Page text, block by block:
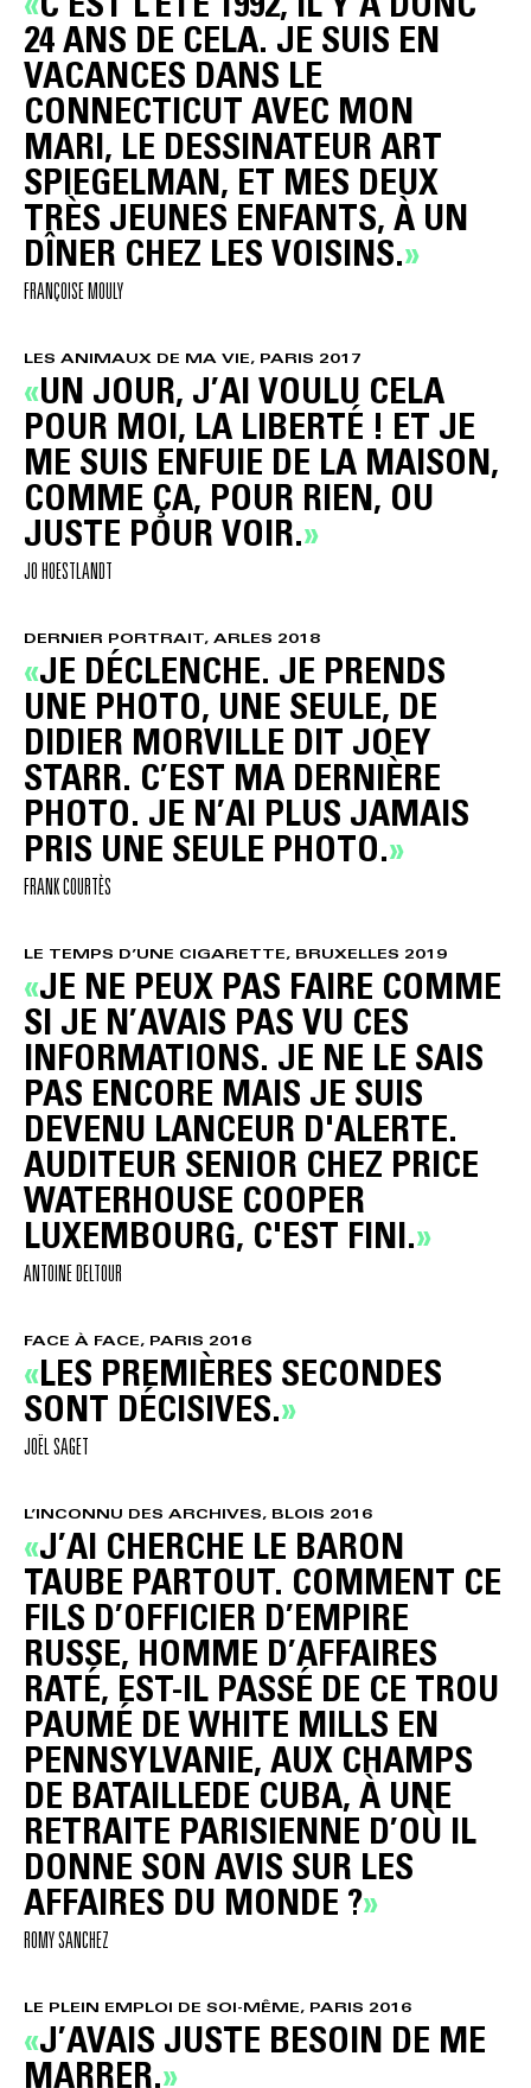
24 ANS DE CELA. JE SUIS EN
VACANCES DANS LE
CONNECTICUT AVEC MON
MARI, LE DESSINATEUR ART
SPIEGELMAN, ET MES DEUX
TRÈS JEUNES ENFANTS, À UN
DÎNER CHEZ LES VOISINS.
FRANÇOISE MOULY
LES ANIMAUX DE MA VIE, PARIS 2017
UN JOUR, J’AI VOULU CELA
POUR MOI, LA LIBERTÉ ! ET JE
ME SUIS ENFUIE DE LA MAISON,
COMME ÇA, POUR RIEN, OU
JUSTE POUR VOIR.
JO HOESTLANDT
DERNIER PORTRAIT, ARLES 2018
JE DÉCLENCHE. JE PRENDS
UNE PHOTO, UNE SEULE, DE
DIDIER MORVILLE DIT JOEY
STARR. C’EST MA DERNIÈRE
PHOTO. JE N’AI PLUS JAMAIS
PRIS UNE SEULE PHOTO.
FRANK COURTÈS
LE TEMPS D’UNE CIGARETTE, BRUXELLES 2019
JE NE PEUX PAS FAIRE COMME
SI JE N’AVAIS PAS VU CES
INFORMATIONS. JE NE LE SAIS
PAS ENCORE MAIS JE SUIS
DEVENU LANCEUR D'ALERTE.
AUDITEUR SENIOR CHEZ PRICE
WATERHOUSE COOPER
LUXEMBOURG, C'EST FINI.
ANTOINE DELTOUR
FACE À FACE, PARIS 2016
LES PREMIÈRES SECONDES
SONT DÉCISIVES.
JOËL SAGET
L’INCONNU DES ARCHIVES, BLOIS 2016
J’AI CHERCHE LE BARON
TAUBE PARTOUT. COMMENT CE
FILS D’OFFICIER D’EMPIRE
RUSSE, HOMME D’AFFAIRES
RATÉ, EST-IL PASSÉ DE CE TROU
PAUMÉ DE WHITE MILLS EN
PENNSYLVANIE, AUX CHAMPS
DE BATAILLEDE CUBA, À UNE
RETRAITE PARISIENNE D’OÙ IL
DONNE SON AVIS SUR LES
AFFAIRES DU MONDE ?
ROMY SANCHEZ
LE PLEIN EMPLOI DE SOI-MÊME, PARIS 2016
J’AVAIS JUSTE BESOIN DE ME
MARRER.